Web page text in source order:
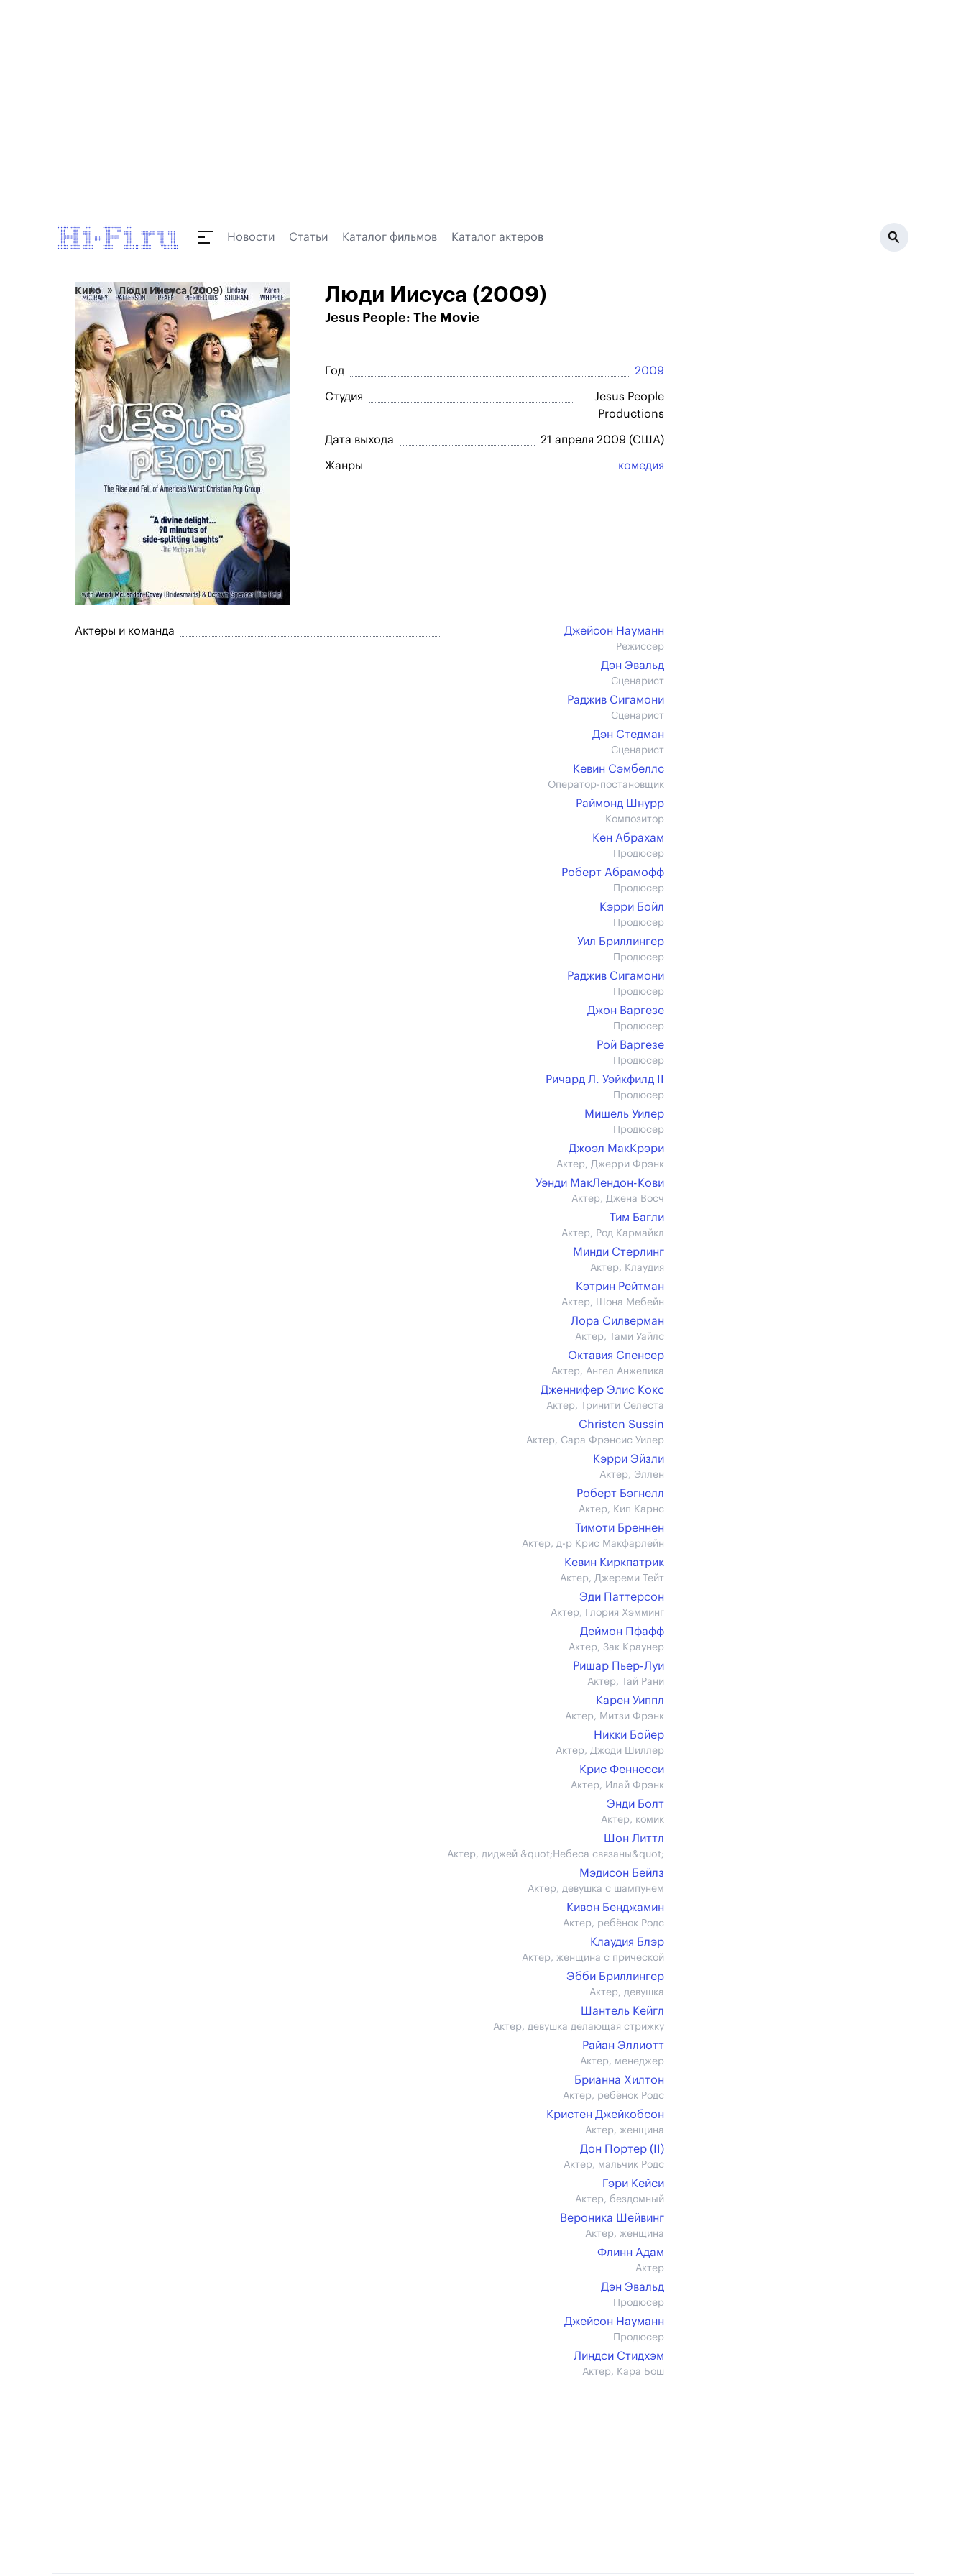
Новости Статьи Каталог фильмов Каталог актеров
Кино Люди Иисуса (2009) Люди Иисуса (2009)
Jesus People: The Movie
Год 2009
Студия
Jesus People
Productions
Дата выхода 21 апреля 2009 (США)
Жанры комедия
Актеры и команда Джейсон Науманн
Режиссер
Дэн Эвальд
Сценарист
Раджив Сигамони
Сценарист
Дэн Стедман
Сценарист
Кевин Сэмбеллс
Оператор-постановщик
Раймонд Шнурр
Композитор
Кен Абрахам
Продюсер
Роберт Абрамофф
Продюсер
Кэрри Бойл
Продюсер
Уил Бриллингер
Продюсер
Раджив Сигамони
Продюсер
Джон Варгезе
Продюсер
Рой Варгезе
Продюсер
Ричард Л. Уэйкфилд II
Продюсер
Мишель Уилер
Продюсер
Джоэл МакКрэри
Актер, Джерри Фрэнк
Уэнди МакЛендон-Кови
Актер, Джена Восч
Тим Багли
Актер, Род Кармайкл
Минди Стерлинг
Актер, Клаудия
Кэтрин Рейтман
Актер, Шона Мебейн
Лора Силверман
Актер, Тами Уайлс
Октавия Спенсер
Актер, Ангел Анжелика
Дженнифер Элис Кокс
Актер, Тринити Селеста
Christen Sussin
Актер, Сара Фрэнсис Уилер
Кэрри Эйзли
Актер, Эллен
Роберт Бэгнелл
Актер, Кип Карнс
Тимоти Бреннен
Актер, д-р Крис Макфарлейн
Кевин Киркпатрик
Актер, Джереми Тейт
Эди Паттерсон
Актер, Глория Хэмминг
Деймон Пфафф
Актер, Зак Краунер
Ришар Пьер-Луи
Актер, Тай Рани
Карен Уиппл
Актер, Митзи Фрэнк
Никки Бойер
Актер, Джоди Шиллер
Крис Феннесси
Актер, Илай Фрэнк
Энди Болт
Актер, комик
Шон Литтл
Актер, диджей &quot;Небеса связаны&quot;
Мэдисон Бейлз
Актер, девушка с шампунем
Кивон Бенджамин
Актер, ребёнок Родс
Клаудия Блэр
Актер, женщина с прической
Эбби Бриллингер
Актер, девушка
Шантель Кейгл
Актер, девушка делающая стрижку
Райан Эллиотт
Актер, менеджер
Брианна Хилтон
Актер, ребёнок Родс
Кристен Джейкобсон
Актер, женщина
Дон Портер (II)
Актер, мальчик Родс
Гэри Кейси
Актер, бездомный
Вероника Шейвинг
Актер, женщина
Флинн Адам
Актер
Дэн Эвальд
Продюсер
Джейсон Науманн
Продюсер
Линдси Стидхэм
Актер, Кара Бош